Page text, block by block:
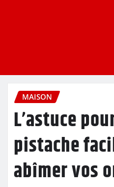
MAISON
L’astuce
pistache
abîmer vos